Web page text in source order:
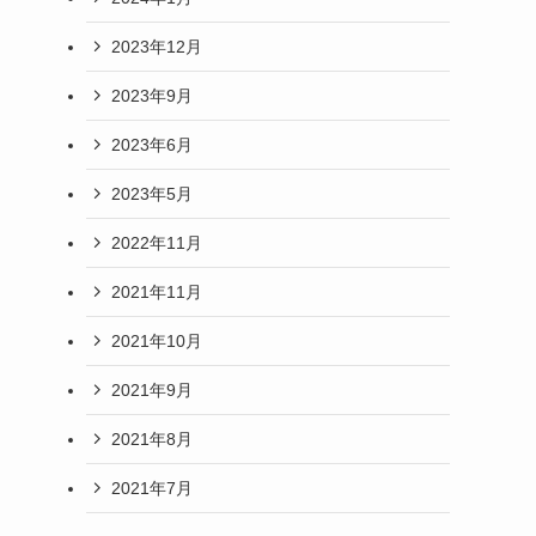
2023年12月
2023年9月
2023年6月
2023年5月
2022年11月
2021年11月
2021年10月
2021年9月
2021年8月
2021年7月